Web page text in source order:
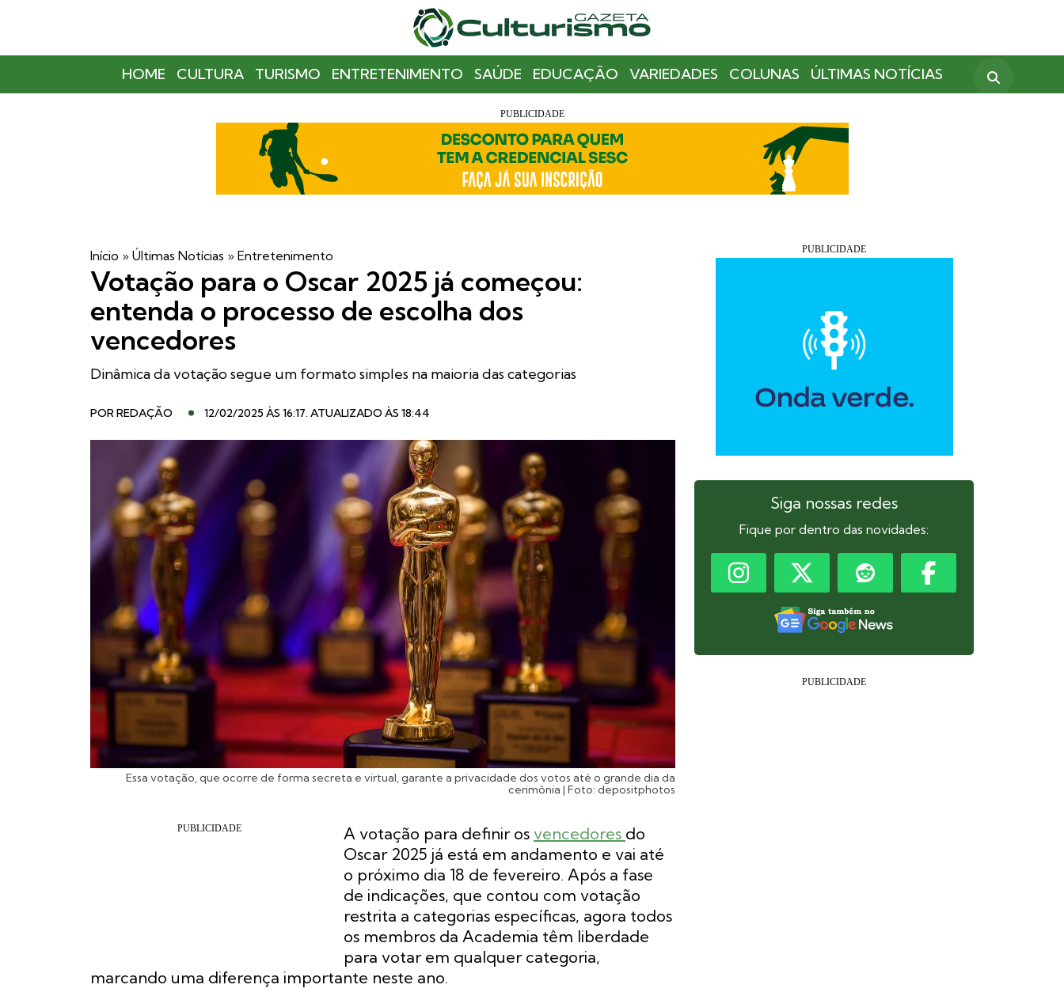
HOME CULTURA TURISMO ENTRETENIMENTO SAÚDE EDUCAÇÃO VARIEDADES COLUNAS ÚLTIMAS NOTÍCIAS
Início » Últimas Notícias » Entretenimento
Votação para o Oscar 2025 já começou:
entenda o processo de escolha dos
vencedores
Dinâmica da votação segue um formato simples na maioria das categorias
PORREDAÇÃO 12/02/2025 ÀS 16:17. ATUALIZADO ÀS 18:44
Essa votação, que ocorre de forma secreta e virtual, garante a privacidade dos votos até o grande dia da
cerimônia | Foto: depositphotos
A votação para definir os vencedores do
Oscar 2025 já está em andamento e vai até
o próximo dia 18 de fevereiro. Após a fase
de indicações, que contou com votação
restrita a categorias específicas, agora todos
os membros da Academia têm liberdade
para votar em qualquer categoria,
marcando uma diferença importante neste ano.
Siga nossas redes
Fique por dentro das novidades: